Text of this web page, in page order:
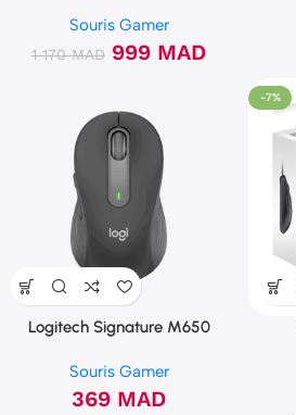
Souris Gamer
1 170MAD 999 MAD
Logitech Signature M650
Souris Gamer
369 MAD
-7%